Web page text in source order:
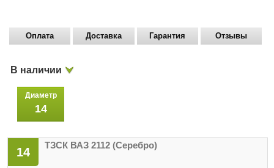
Оплата Доставка Гарантия Отзывы
В наличии
Диаметр
14
14
ТЗСК ВАЗ 2112 (Серебро)